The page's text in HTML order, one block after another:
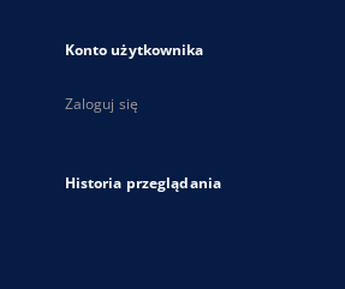
Konto użytkownika
Zaloguj się
Historia przeglądania